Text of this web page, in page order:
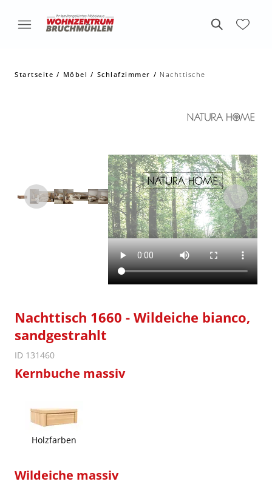
Startseite Möbel Schlafzimmer Nachttische
Nachttisch 1660 - Wildeiche bianco,
sandgestrahlt
ID 131460
Kernbuche massiv
Holzfarben
Wildeiche massiv